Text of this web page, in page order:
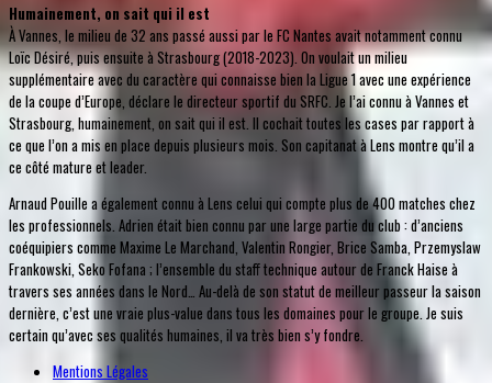
Humainement, on sait qui il est
À Vannes, le milieu de 32 ans passé aussi par le FC Nantes avait notamment connu
Loïc Désiré, puis ensuite à Strasbourg (2018-2023). On voulait un milieu
supplémentaire avec du caractère qui connaisse bien la Ligue 1 avec une expérience
de la coupe d’Europe, déclare le directeur sportif du SRFC. Je l’ai connu à Vannes et
Strasbourg, humainement, on sait qui il est. Il cochait toutes les cases par rapport à
ce que l’on a mis en place depuis plusieurs mois. Son capitanat à Lens montre qu’il a
ce côté mature et leader.
Arnaud Pouille a également connu à Lens celui qui compte plus de 400 matches chez
les professionnels. Adrien était bien connu par une large partie du club : d’anciens
coéquipiers comme Maxime Le Marchand, Valentin Rongier, Brice Samba, Przemyslaw
Frankowski, Seko Fofana ; l’ensemble du staff technique autour de Franck Haise à
travers ses années dans le Nord… Au-delà de son statut de meilleur passeur la saison
dernière, c’est une vraie plus-value dans tous les domaines pour le groupe. Je suis
certain qu’avec ses qualités humaines, il va très bien s’y fondre.
Mentions Légales